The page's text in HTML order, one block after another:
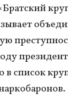
в список